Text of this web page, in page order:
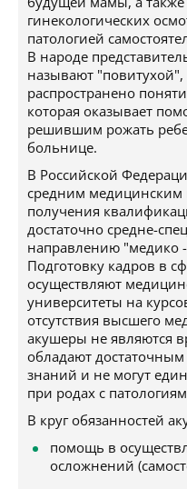
гинекологических
патологией
В народе
называют "повитухой",
распространено
которая оказывает
решившим рожать
больнице.
В Российской
средним медицинским
получения
достаточно средне-
направлению "медико
Подготовку кадров в
осуществляют
университеты на
отсутствия высшего
акушеры не являются
обладают
знаний и не могут
при родах с
В круг обязанностей
помощь в
осложнений